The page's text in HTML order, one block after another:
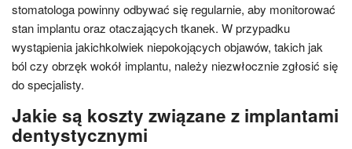
stomatologa powinny odbywać się regularnie, aby monitorować
stan implantu oraz otaczających tkanek. W przypadku
wystąpienia jakichkolwiek niepokojących objawów, takich jak
ból czy obrzęk wokół implantu, należy niezwłocznie zgłosić się
do specjalisty.
Jakie są koszty związane z implantami
dentystycznymi